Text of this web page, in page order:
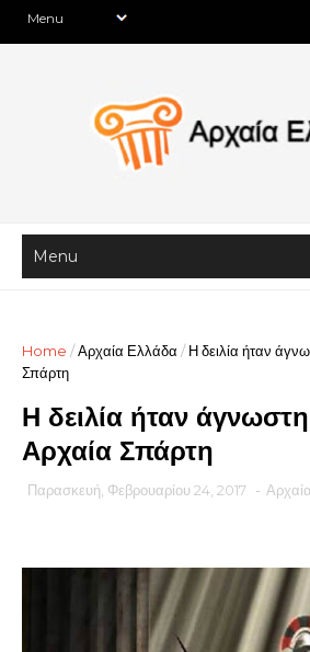
Home /Αρχαία Ελλάδα / Η δειλία ήταν
Σπάρτη
Η δειλία ήταν
Αρχαία Σπάρτη
Παρασκευή, Φεβρουαρίου 24, 2017 -